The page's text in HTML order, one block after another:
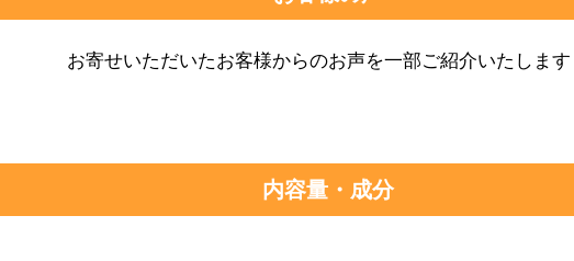
お寄せいただいたお客様からのお声を一部ご紹介いたしま
内容量・成分